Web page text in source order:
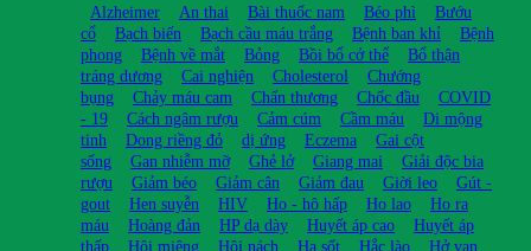
Alzheimer An thai Bài thuốc nam Béo phì
Bướu
cổ
Bạch biến Bạch cầu máu trắng Bệnh ban khỉ
Bệnh
phong
Bệnh về mắt Bỏng Bồi bổ cở thể
Bổ thận
tráng dương
Cai nghiện Cholesterol
Chướng
bụng
Chảy máu cam Chấn thương Chốc đầu
COVID
- 19
Cách ngâm rượu Cảm cúm Cầm máu
Di mộng
tinh
Dong riềng đỏ dị ứng Eczema
Gai cột
sống
Gan nhiễm mỡ Ghẻ lở Giang mai
Giải độc bia
rượu
Giảm béo Giảm cân Giảm đau Giời leo
Gút -
gout
Hen suyễn HIV Ho - hô hấp Ho lao
Ho ra
máu
Hoàng đản HP dạ dày Huyết áp cao
Huyết áp
thấp
Hôi miệng Hôi nách Hạ sốt Hắc lào
Hở van